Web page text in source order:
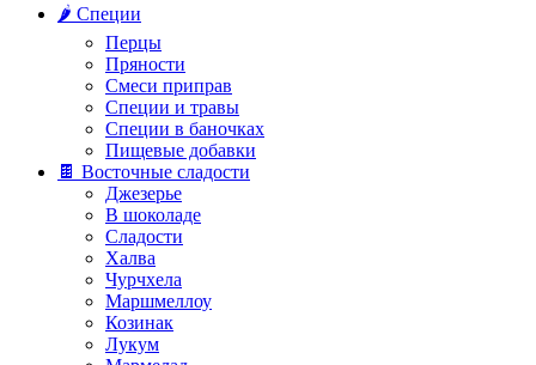
🌶️ Специи
Перцы
Пряности
Смеси приправ
Специи и травы
Специи в баночках
Пищевые добавки
🍫 Восточные сладости
Джезерье
В шоколаде
Сладости
Халва
Чурчхела
Маршмеллоу
Козинак
Лукум